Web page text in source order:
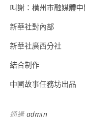
叫謝：橫州市融媒體中
新華社對內部
新華社廣西分社
結合制作
中國故事任務坊出品
通過 admin